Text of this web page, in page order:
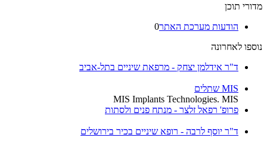
מדורי תוכן
הודעות מערכת האתר0
נוספו לאחרונה
ד"ר אידלמן יצחק - מרפאת שיניים בתל-אביב
MIS שתלים
MIS Implants Technologies. MIS
פרופ' רפאל זלצר - מנתח פנים ולסתות
ד"ר יוסף לרבה - רופא שיניים בכיר בירושלים